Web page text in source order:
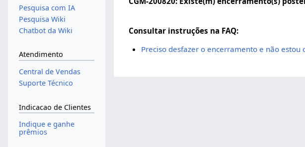
Consultar instruções na FAQ:
Preciso desfazer o encerramento e não estou
Pesquisa com IA
Pesquisa Wiki
Chatbot da Wiki
Atendimento
Central de Vendas
Suporte Técnico
Indicacao de Clientes
Indique e ganhe
prêmios